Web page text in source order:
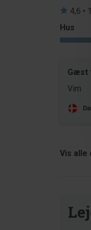
4,6 •
Hus
Gæst
Vim
Vis alle